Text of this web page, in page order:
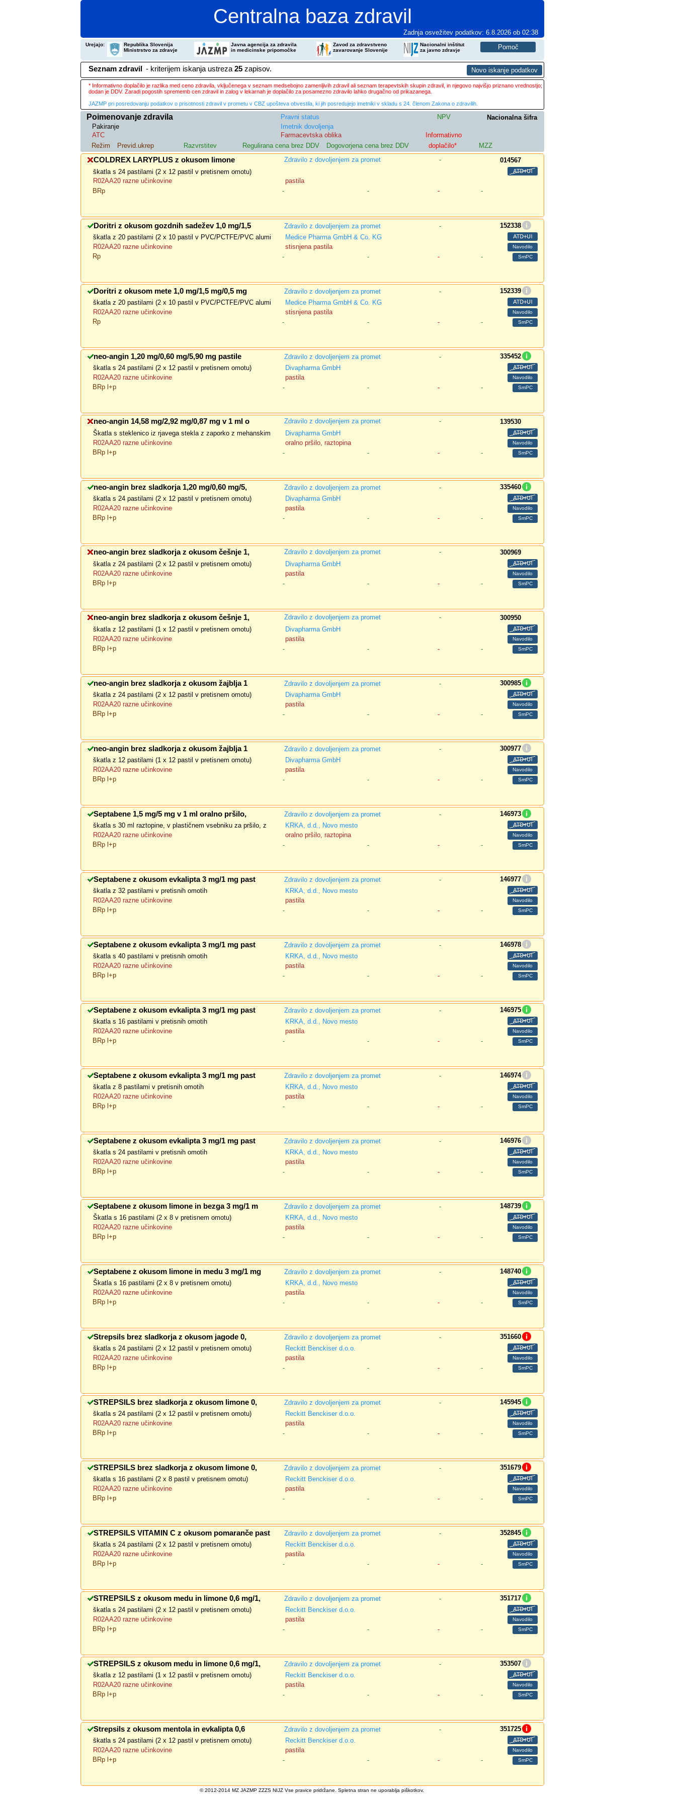
Centralna baza zdravil
Zadnja osvežitev podatkov: 6.8.2026 ob 02:38
Urejajo:
Republika Slovenija
Ministrstvo za zdravje
Javna agencija za zdravila
in medicinske pripomočke
Zavod za zdravstveno
zavarovanje Slovenije
Nacionalni inštitut
za javno zdravje
Seznam zdravil - kriterijem iskanja ustreza 25 zapisov.
* Informativno doplačilo je razlika med ceno zdravila, vključenega v seznam medsebojno zamenljivih zdravil ali seznam terapevtskih skupin zdravil, in njegovo najvišjo priznano vrednostjo;
dodan je DDV. Zaradi pogostih sprememb cen zdravil in zalog v lekarnah je doplačilo za posamezno zdravilo lahko drugačno od prikazanega.
JAZMP pri posredovanju podatkov o prisotnosti zdravil v prometu v CBZ upošteva obvestila, ki jih posredujejo imetniki v skladu s 24. členom Zakona o zdravilih.
Poimenovanje zdravila Pravni status NPV
Nacionalna šifra
Pakiranje
Imetnik dovoljenja
ATC
Farmacevtska oblika
Informativno
Režim
Previd.ukrep Razvrstitev Regulirana cena brez DDV Dogovorjena cena brez DDV doplačilo* MZZ
COLDREX LARYPLUS z okusom limone Zdravilo z dovoljenjem za promet -
014567
škatla s 24 pastilami (2 x 12 pastil v pretisnem omotu)
R02AA20 razne učinkovine
pastila
BRp
- - - -
Doritri z okusom gozdnih sadežev 1,0 mg/1,5 Zdravilo z dovoljenjem za promet -
152338
škatla z 20 pastilami (2 x 10 pastil v PVC/PCTFE/PVC alumi
Medice Pharma GmbH & Co. KG
R02AA20 razne učinkovine
stisnjena pastila
Rp
- - - -
Doritri z okusom mete 1,0 mg/1,5 mg/0,5 mg Zdravilo z dovoljenjem za promet -
152339
škatla z 20 pastilami (2 x 10 pastil v PVC/PCTFE/PVC alumi
Medice Pharma GmbH & Co. KG
R02AA20 razne učinkovine
stisnjena pastila
Rp
- - - -
neo-angin 1,20 mg/0,60 mg/5,90 mg pastile Zdravilo z dovoljenjem za promet -
335452
škatla s 24 pastilami (2 x 12 pastil v pretisnem omotu)
Divapharma GmbH
R02AA20 razne učinkovine
pastila
BRp l+p
- - - -
neo-angin 14,58 mg/2,92 mg/0,87 mg v 1 ml o Zdravilo z dovoljenjem za promet -
139530
Škatla s steklenico iz rjavega stekla z zaporko z mehanskim
Divapharma GmbH
R02AA20 razne učinkovine
oralno pršilo, raztopina
BRp l+p
- - - -
neo-angin brez sladkorja 1,20 mg/0,60 mg/5, Zdravilo z dovoljenjem za promet -
335460
škatla s 24 pastilami (2 x 12 pastil v pretisnem omotu)
Divapharma GmbH
R02AA20 razne učinkovine
pastila
BRp l+p
- - - -
neo-angin brez sladkorja z okusom češnje 1, Zdravilo z dovoljenjem za promet -
300969
škatla z 24 pastilami (2 x 12 pastil v pretisnem omotu)
Divapharma GmbH
R02AA20 razne učinkovine
pastila
BRp l+p
- - - -
neo-angin brez sladkorja z okusom češnje 1, Zdravilo z dovoljenjem za promet -
300950
škatla z 12 pastilami (1 x 12 pastil v pretisnem omotu)
Divapharma GmbH
R02AA20 razne učinkovine
pastila
BRp l+p
- - - -
neo-angin brez sladkorja z okusom žajblja 1 Zdravilo z dovoljenjem za promet -
300985
škatla z 24 pastilami (2 x 12 pastil v pretisnem omotu)
Divapharma GmbH
R02AA20 razne učinkovine
pastila
BRp l+p
- - - -
neo-angin brez sladkorja z okusom žajblja 1 Zdravilo z dovoljenjem za promet -
300977
škatla z 12 pastilami (1 x 12 pastil v pretisnem omotu)
Divapharma GmbH
R02AA20 razne učinkovine
pastila
BRp l+p
- - - -
Septabene 1,5 mg/5 mg v 1 ml oralno pršilo, Zdravilo z dovoljenjem za promet -
146973
škatla s 30 ml raztopine, v plastičnem vsebniku za pršilo, z
KRKA, d.d., Novo mesto
R02AA20 razne učinkovine
oralno pršilo, raztopina
BRp l+p
- - - -
Septabene z okusom evkalipta 3 mg/1 mg past Zdravilo z dovoljenjem za promet -
146977
škatla z 32 pastilami v pretisnih omotih
KRKA, d.d., Novo mesto
R02AA20 razne učinkovine
pastila
BRp l+p
- - - -
Septabene z okusom evkalipta 3 mg/1 mg past Zdravilo z dovoljenjem za promet -
146978
škatla s 40 pastilami v pretisnih omotih
KRKA, d.d., Novo mesto
R02AA20 razne učinkovine
pastila
BRp l+p
- - - -
Septabene z okusom evkalipta 3 mg/1 mg past Zdravilo z dovoljenjem za promet -
146975
škatla s 16 pastilami v pretisnih omotih
KRKA, d.d., Novo mesto
R02AA20 razne učinkovine
pastila
BRp l+p
- - - -
Septabene z okusom evkalipta 3 mg/1 mg past Zdravilo z dovoljenjem za promet -
146974
škatla z 8 pastilami v pretisnih omotih
KRKA, d.d., Novo mesto
R02AA20 razne učinkovine
pastila
BRp l+p
- - - -
Septabene z okusom evkalipta 3 mg/1 mg past Zdravilo z dovoljenjem za promet -
146976
škatla s 24 pastilami v pretisnih omotih
KRKA, d.d., Novo mesto
R02AA20 razne učinkovine
pastila
BRp l+p
- - - -
Septabene z okusom limone in bezga 3 mg/1 m Zdravilo z dovoljenjem za promet -
148739
Škatla s 16 pastilami (2 x 8 v pretisnem omotu)
KRKA, d.d., Novo mesto
R02AA20 razne učinkovine
pastila
BRp l+p
- - - -
Septabene z okusom limone in medu 3 mg/1 mg Zdravilo z dovoljenjem za promet -
148740
Škatla s 16 pastilami (2 x 8 v pretisnem omotu)
KRKA, d.d., Novo mesto
R02AA20 razne učinkovine
pastila
BRp l+p
- - - -
Strepsils brez sladkorja z okusom jagode 0, Zdravilo z dovoljenjem za promet -
351660
škatla s 24 pastilami (2 x 12 pastil v pretisnem omotu)
Reckitt Benckiser d.o.o.
R02AA20 razne učinkovine
pastila
BRp l+p
- - - -
STREPSILS brez sladkorja z okusom limone 0, Zdravilo z dovoljenjem za promet -
145945
škatla s 24 pastilami (2 x 12 pastil v pretisnem omotu)
Reckitt Benckiser d.o.o.
R02AA20 razne učinkovine
pastila
BRp l+p
- - - -
STREPSILS brez sladkorja z okusom limone 0, Zdravilo z dovoljenjem za promet -
351679
škatla s 16 pastilami (2 x 8 pastil v pretisnem omotu)
Reckitt Benckiser d.o.o.
R02AA20 razne učinkovine
pastila
BRp l+p
- - - -
STREPSILS VITAMIN C z okusom pomaranče past Zdravilo z dovoljenjem za promet -
352845
škatla s 24 pastilami (2 x 12 pastil v pretisnem omotu)
Reckitt Benckiser d.o.o.
R02AA20 razne učinkovine
pastila
BRp l+p
- - - -
STREPSILS z okusom medu in limone 0,6 mg/1, Zdravilo z dovoljenjem za promet -
351717
škatla s 24 pastilami (2 x 12 pastil v pretisnem omotu)
Reckitt Benckiser d.o.o.
R02AA20 razne učinkovine
pastila
BRp l+p
- - - -
STREPSILS z okusom medu in limone 0,6 mg/1, Zdravilo z dovoljenjem za promet -
353507
škatla z 12 pastilami (1 x 12 pastil v pretisnem omotu)
Reckitt Benckiser d.o.o.
R02AA20 razne učinkovine
pastila
BRp l+p
- - - -
Strepsils z okusom mentola in evkalipta 0,6 Zdravilo z dovoljenjem za promet -
351725
škatla s 24 pastilami (2 x 12 pastil v pretisnem omotu)
Reckitt Benckiser d.o.o.
R02AA20 razne učinkovine
pastila
BRp l+p
- - - -
© 2012-2014 MZ JAZMP ZZZS NIJZ Vse pravice pridržane. Spletna stran ne uporablja piškotkov.